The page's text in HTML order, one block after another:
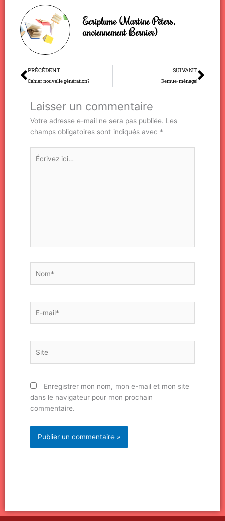
Ecriplume (Martine Péters,
anciennement Bernier)
Précédent
PRÉCÉDENT
Cahier nouvelle génération?
SUIVANT
Remue-ménage!
Laisser un commentaire
Votre adresse e-mail ne sera pas publiée. Les
champs obligatoires sont indiqués avec *
Écrivez
ici…
mail*
Enregistrer mon nom, mon e-mail et mon site
dans le navigateur pour mon prochain
commentaire.